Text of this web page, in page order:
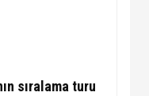
sıralama turu